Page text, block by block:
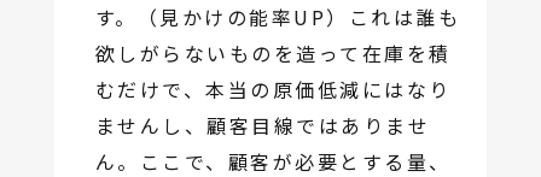
す。（見かけの能率UP）これは誰も
欲しがらないものを造って在庫を積
むだけで、本当の原価低減にはなり
ませんし、顧客目線ではありませ
ん。ここで、顧客が必要とする量、